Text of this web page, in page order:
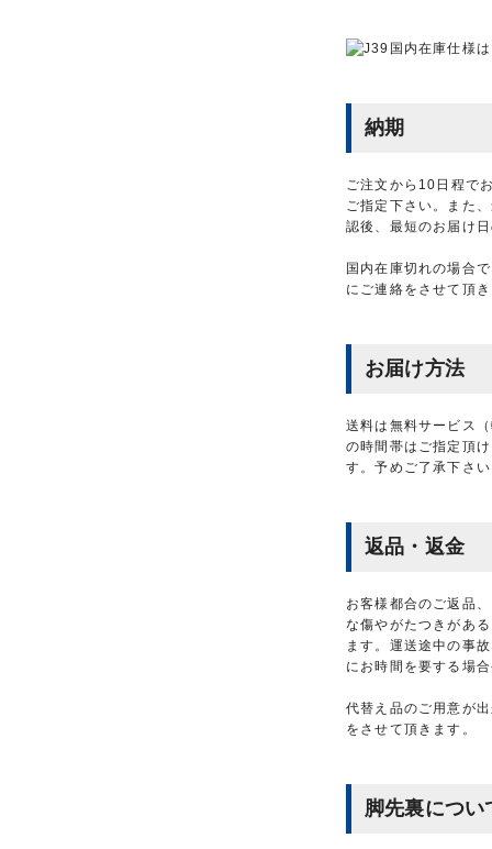
納期
ご注文から10日程で
ご指定下さい。また
認後、最短のお届け
国内在庫切れの場合
にご連絡をさせて頂
お届け方法
送料は無料サービス
の時間帯はご指定頂
す。予めご了承下さ
返品・返金
お客様都合のご返品
な傷やがたつきがあ
ます。運送途中の事
にお時間を要する場
代替え品のご用意が
をさせて頂きます。
脚先裏につい